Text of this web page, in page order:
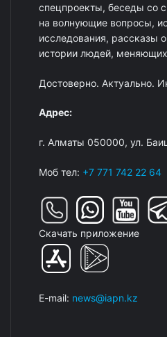
спецпроекты, беседы со
на волнующие вопросы,
исследования, рассказы
истории людей,
Достоверно. Актуально.
Адрес:
г. Алматы 050000, ул.
Моб тел: +7 771 742 22 64
Скачать приложение
E-mail: news@iapn.kz